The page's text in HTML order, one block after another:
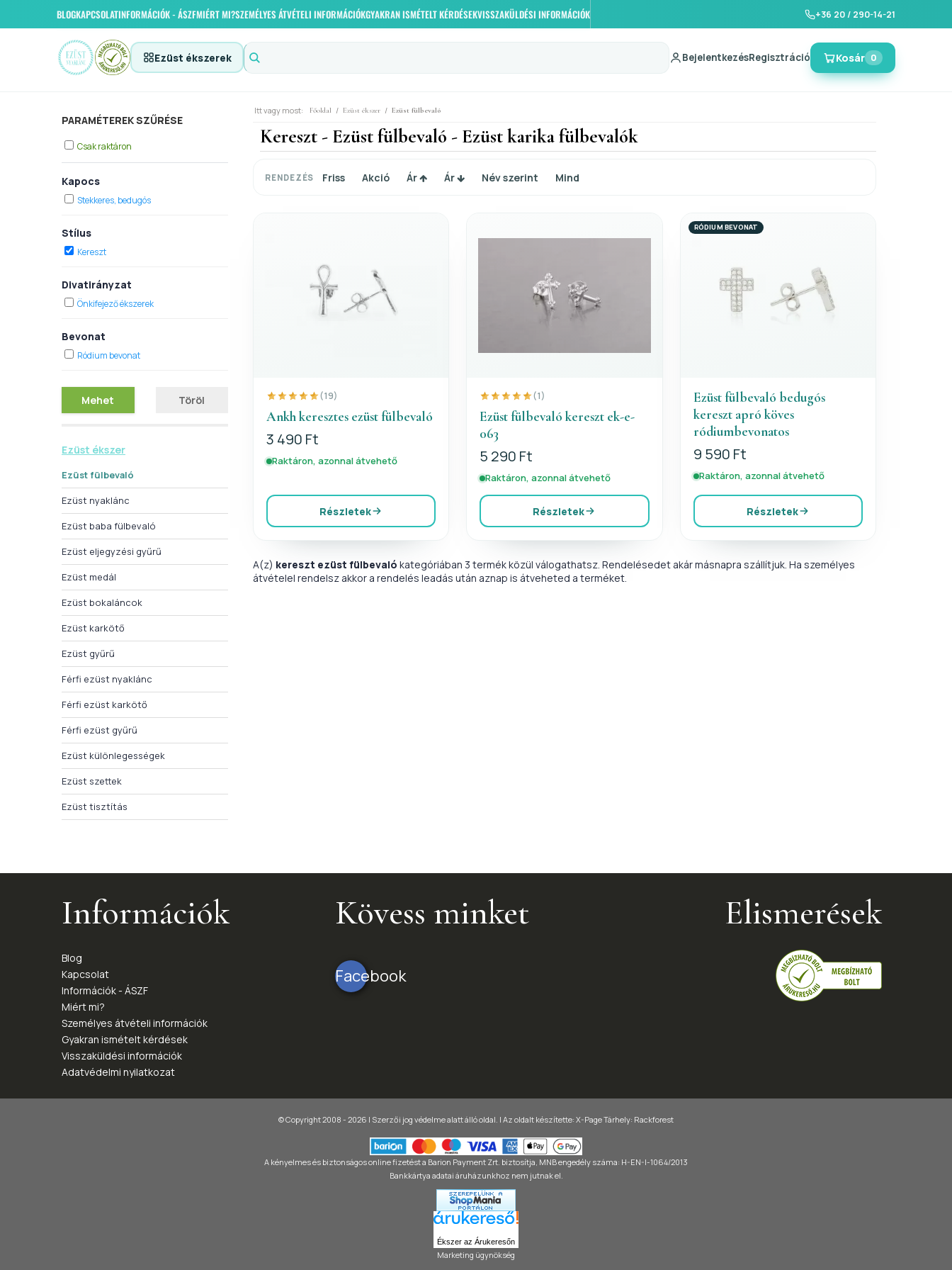
BLOGKAPCSOLATINFORMÁCIÓK - ÁSZFMIÉRT MI?SZEMÉLYES ÁTVÉTELI INFORMÁCIÓKGYAKRAN ISMÉTELT KÉRDÉSEKVISSZAKÜLDÉSI INFORMÁCIÓK +36 20 / 290-14-21
Ezüst ékszerek BejelentkezésRegisztráció Kosár 0
PARAMÉTEREK SZŰRÉSE
Csak raktáron
Kapocs
Stekkeres, bedugós
Stílus
Kereszt
Divatirányzat
Önkifejező ékszerek
Bevonat
Ródium bevonat
Mehet Töröl
Ezüst ékszer
Ezüst fülbevaló
Ezüst nyaklánc
Ezüst baba fülbevaló
Ezüst eljegyzési gyűrű
Ezüst medál
Ezüst bokaláncok
Ezüst karkötő
Ezüst gyűrű
Férfi ezüst nyaklánc
Férfi ezüst karkötő
Férfi ezüst gyűrű
Ezüst különlegességek
Ezüst szettek
Ezüst tisztítás
Itt vagy most: Főoldal / Ezüst ékszer / Ezüst fülbevaló
Kereszt - Ezüst fülbevaló - Ezüst karika fülbevalók
RENDEZÉS Friss Akció Ár Ár Név szerint Mind
(19)
Ankh keresztes ezüst fülbevaló
3 490 Ft
Raktáron, azonnal átvehető
Részletek
(1)
Ezüst fülbevaló kereszt ek-e-
063
5 290 Ft
Raktáron, azonnal átvehető
Részletek
RÓDIUM BEVONAT
Ezüst fülbevaló bedugós
kereszt apró köves
ródiumbevonatos
9 590 Ft
Raktáron, azonnal átvehető
Részletek
A(z) kereszt ezüst fülbevaló kategóriában 3 termék közül válogathatsz. Rendelésedet akár másnapra szállítjuk. Ha személyes
átvételel rendelsz akkor a rendelés leadás után aznap is átveheted a terméket.
Információk
Blog
Kapcsolat
Információk - ÁSZF
Miért mi?
Személyes átvételi információk
Gyakran ismételt kérdések
Visszaküldési információk
Adatvédelmi nyilatkozat
Kövess minket
Facebook
Elismerések
© Copyright 2008 - 2026 | Szerzői jog védelme alatt álló oldal. | Az oldalt készítette: X-PageTárhely: Rackforest
A kényelmes és biztonságos online fizetést a Barion Payment Zrt. biztosítja, MNB engedély száma: H-EN-I-1064/2013
Bankkártya adatai áruházunkhoz nem jutnak el.
Ékszer az Árukeresőn
Marketing ügynökség